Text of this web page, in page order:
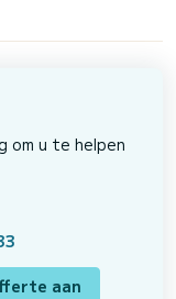
om u te helpen
aan